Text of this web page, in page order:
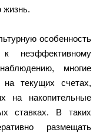
жизнь.
особенность
неэффективному
многие
текущих счетах,
на накопительные
ставках. В таких
размещать